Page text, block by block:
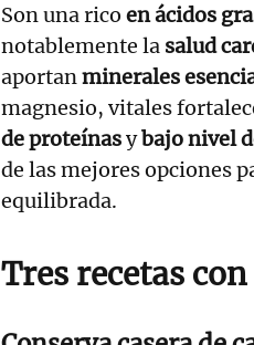
Son una rico en ácidos
notablemente la salud
aportanminerales
magnesio, vitales
de proteínasybajo nivel
de las mejores opciones
equilibrada.
Tres recetas